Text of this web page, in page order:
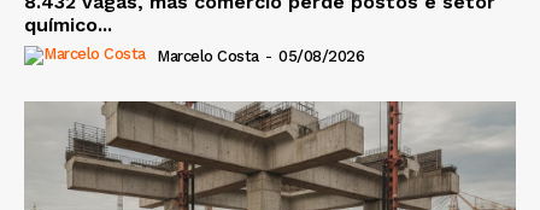
químico...
Marcelo Costa - 05/08/2026